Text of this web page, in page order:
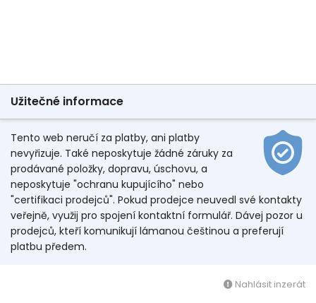
Užitečné informace
Tento web neručí za platby, ani platby
nevyřizuje. Také neposkytuje žádné záruky za
prodávané položky, dopravu, úschovu, a
neposkytuje "ochranu kupujícího" nebo
"certifikaci prodejců". Pokud prodejce neuvedl své kontakty
veřejně, využij pro spojení kontaktní formulář. Dávej pozor u
prodejců, kteří komunikují lámanou češtinou a preferují
platbu předem.
Nahlásit inzerát